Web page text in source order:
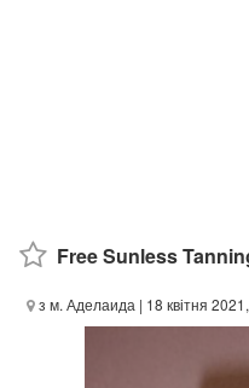
Free Sunless
з м. Аделаида | 18 квітня